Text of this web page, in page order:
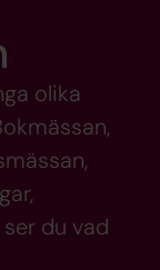
olika
du vad